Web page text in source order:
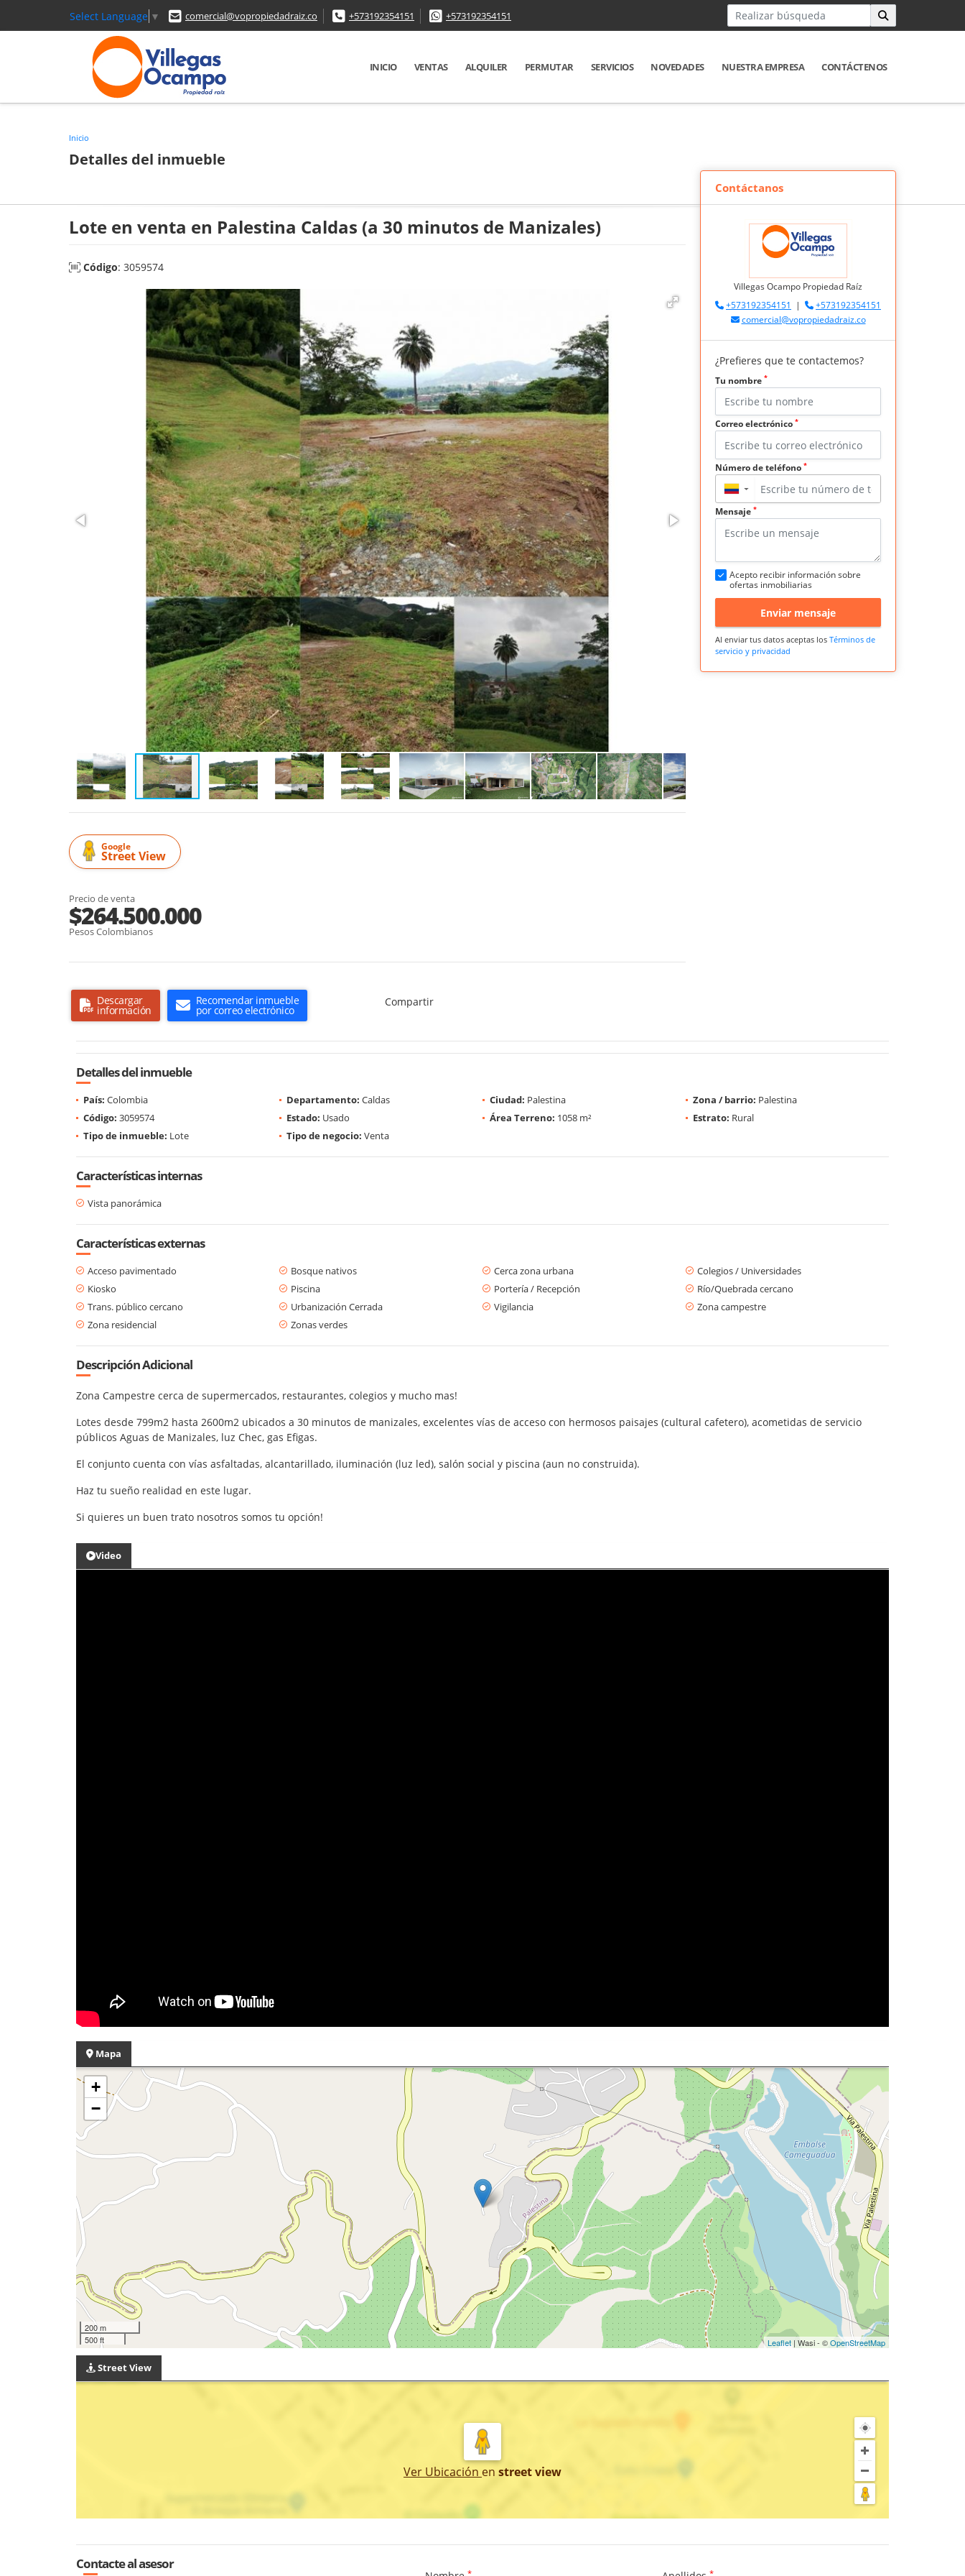
Select Language ▼ comercial@vopropiedadraiz.co +573192354151 +573192354151
INICIO VENTAS ALQUILER PERMUTAR SERVICIOS NOVEDADES NUESTRA EMPRESA CONTÁCTENOS
Inicio
Detalles del inmueble
Lote en venta en Palestina Caldas (a 30 minutos de Manizales)
Código: 3059574
Google
Street View
Precio de venta
$264.500.000
Pesos Colombianos
Descargar
información
Recomendar inmueble
por correo electrónico
Compartir
Contáctanos
Villegas Ocampo Propiedad Raíz
+573192354151
|
+573192354151
comercial@vopropiedadraiz.co
¿Prefieres que te contactemos?
Tu nombre *
Correo electrónico *
Número de teléfono *
▼
Mensaje *
Acepto recibir información sobre
ofertas inmobiliarias
Enviar mensaje
Al enviar tus datos aceptas los Términos de
servicio y privacidad
Detalles del inmueble
País: Colombia Departamento: Caldas Ciudad: Palestina Zona / barrio: Palestina
Código: 3059574 Estado: Usado Área Terreno: 1058 m² Estrato: Rural
Tipo de inmueble: Lote Tipo de negocio: Venta
Características internas
Vista panorámica
Características externas
Acceso pavimentado Bosque nativos Cerca zona urbana
Colegios / Universidades
Kiosko
Piscina Portería / Recepción
Río/Quebrada cercano
Trans. público cercano
Urbanización Cerrada Vigilancia
Zona campestre
Zona residencial
Zonas verdes
Descripción Adicional
Zona Campestre cerca de supermercados, restaurantes, colegios y mucho mas!
Lotes desde 799m2 hasta 2600m2 ubicados a 30 minutos de manizales, excelentes vías de acceso con hermosos paisajes (cultural cafetero), acometidas de servicio
públicos Aguas de Manizales, luz Chec, gas Efigas.
El conjunto cuenta con vías asfaltadas, alcantarillado, iluminación (luz led), salón social y piscina (aun no construida).
Haz tu sueño realidad en este lugar.
Si quieres un buen trato nosotros somos tu opción!
Video
Mapa
+
−
200 m
500 ft
Leaflet | Wasi - ©OpenStreetMap
Street View
Ver Ubicación en street view
Contacte al asesor
* *